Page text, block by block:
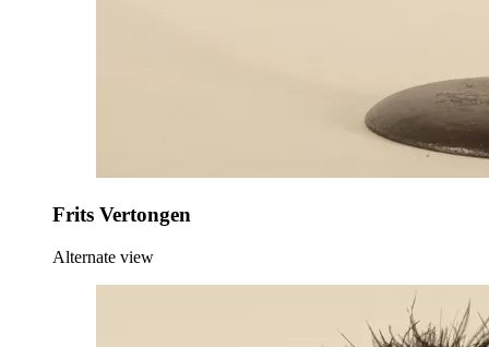
Frits Vertongen
Alternate view